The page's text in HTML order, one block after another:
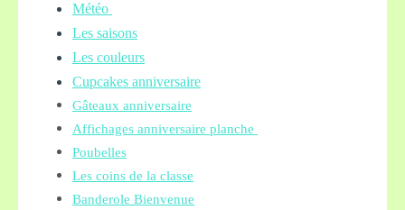
Météo
Les saisons
Les couleurs
Cupcakes anniversaire
Gâteaux anniversaire
Affichages anniversaire planche
Poubelles
Les coins de la classe
Banderole Bienvenue